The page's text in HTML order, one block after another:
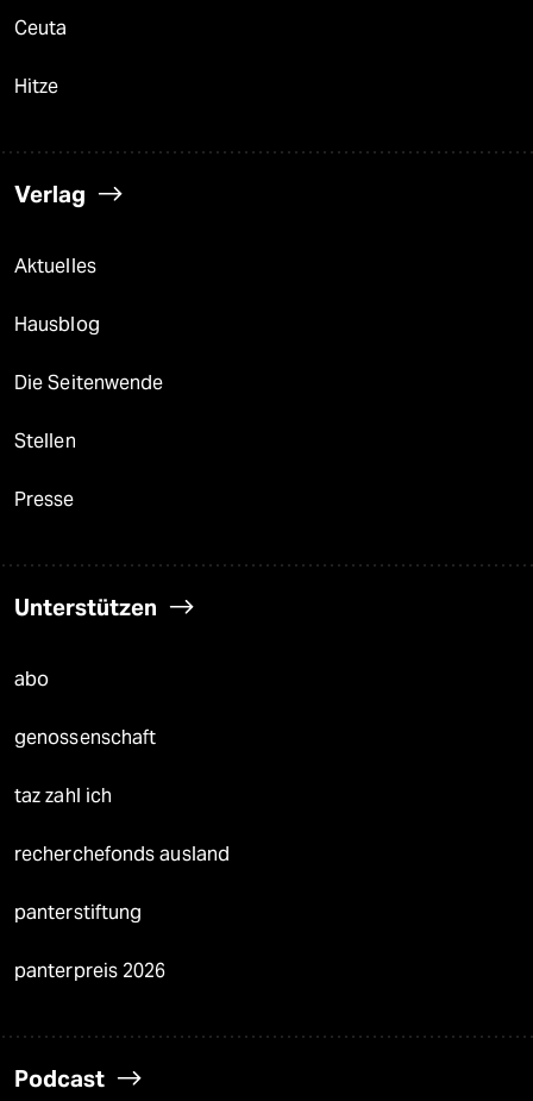
Ceuta
Hitze
Verlag
Aktuelles
Hausblog
Die Seitenwende
Stellen
Presse
Unterstützen
abo
genossenschaft
taz zahl ich
recherchefonds ausland
panterstiftung
panterpreis 2026
Podcast